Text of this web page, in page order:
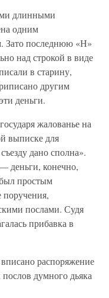
длинными
одним
Зато последнюю «Н»
над строкой в виде
в старину,
другим
деньги.
жалованье на
выписке для
дано сполна».
деньги, конечно,
простым
послами. Судя
прибавка в
распоряжение
думного дьяка